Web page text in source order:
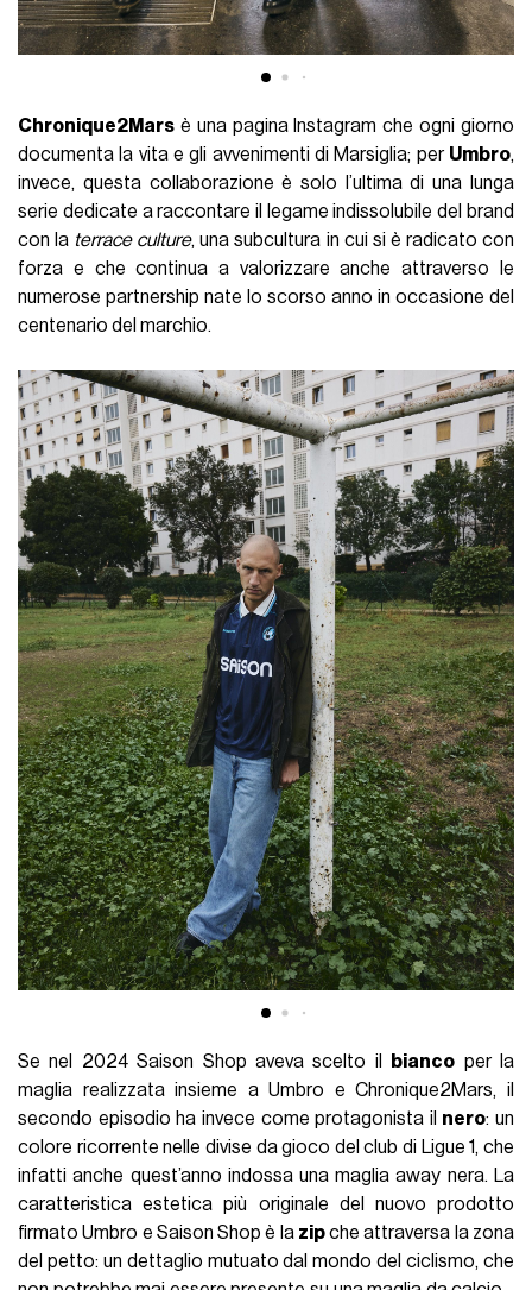
Chronique2Mars è una pagina Instagram che ogni giorno
documenta la vita e gli avvenimenti di Marsiglia; per Umbro,
invece, questa collaborazione è solo l’ultima di una lunga
serie dedicate a raccontare il legame indissolubile del brand
con la terrace culture, una subcultura in cui si è radicato con
forza e che continua a valorizzare anche attraverso le
numerose partnership nate lo scorso anno in occasione del
centenario del marchio.
Se nel 2024 Saison Shop aveva scelto il bianco per la
maglia realizzata insieme a Umbro e Chronique2Mars, il
secondo episodio ha invece come protagonista il nero: un
colore ricorrente nelle divise da gioco del club di Ligue 1, che
infatti anche quest’anno indossa una maglia away nera. La
caratteristica estetica più originale del nuovo prodotto
firmato Umbro e Saison Shop è la zipche attraversa la zona
del petto: un dettaglio mutuato dal mondo del ciclismo, che